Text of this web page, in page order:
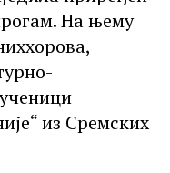
На њему
из Сремских